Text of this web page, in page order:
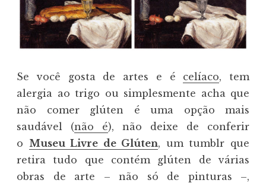
Se você gosta de artes e é celíaco, tem
alergia ao trigo ou simplesmente acha que
não comer glúten é uma opção mais
saudável (não é), não deixe de conferir
o Museu Livre de Glúten, um tumblr que
retira tudo que contém glúten de várias
obras de arte – não só de pinturas –,